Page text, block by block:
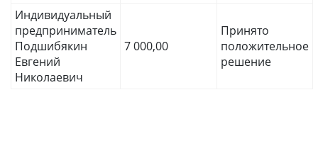
Индивидуальный
предприниматель
Подшибякин
Евгений
Николаевич
7 000,00
Принято
положительное
решение